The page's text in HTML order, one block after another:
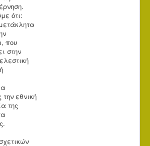
ότι:
που
στην
εθνική
της